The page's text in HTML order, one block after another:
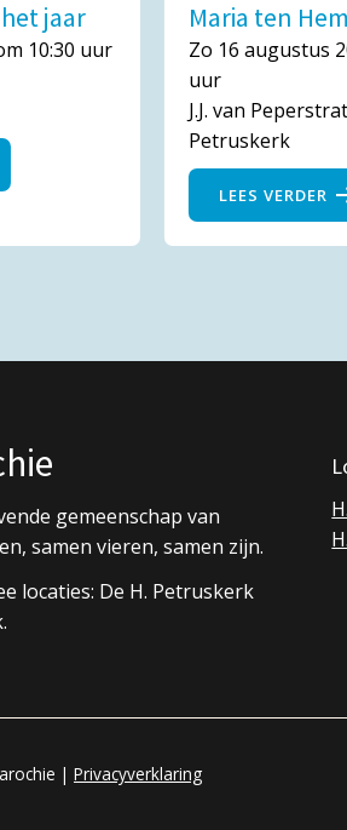
jaar
10:30 uur
Maria ten
Zo 16 augustus
uur
J.J. van
Petruskerk
LEES VERDER
gemeenschap van
samen vieren, samen zijn.
locaties: De H. Petruskerk
| Privacyverklaring